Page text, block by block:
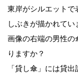
東岸がシルエットで
しぶきが描かれてい
画像の右端の男性の
りますか？
「貸し傘」には貸